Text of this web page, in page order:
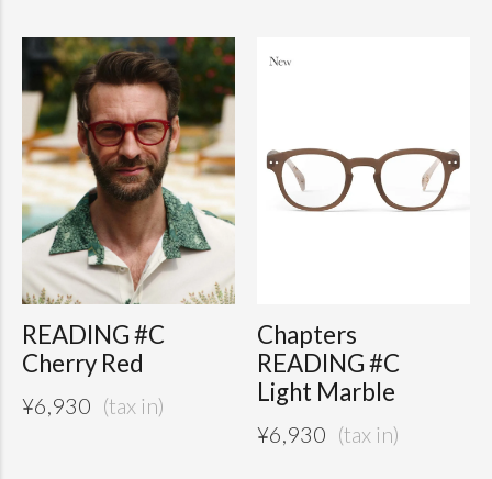
READING #C
Cherry Red
¥6,930
Chapters
READING #C
Light Marble
¥6,930